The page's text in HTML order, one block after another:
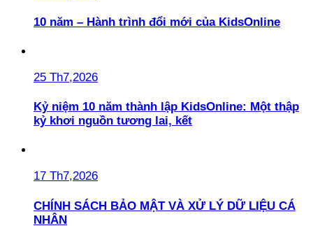
10 năm – Hành trình đổi mới của KidsOnline
25 Th7,2026
Kỷ niệm 10 năm thành lập KidsOnline: Một thập
kỷ khơi nguồn tương lai, kết
17 Th7,2026
CHÍNH SÁCH BẢO MẬT VÀ XỬ LÝ DỮ LIỆU CÁ
NHÂN